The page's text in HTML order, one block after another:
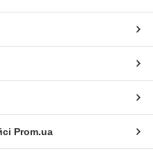
Prom.ua